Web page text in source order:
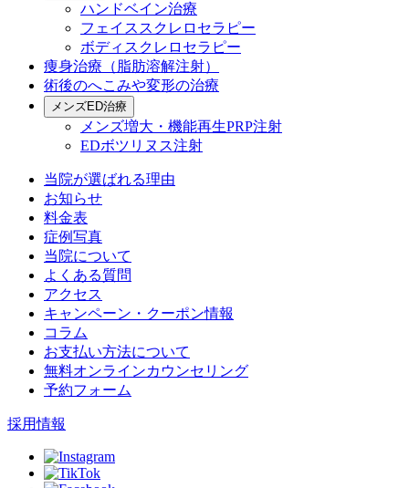
ハンドベイン治療
フェイススクレロセラピー
ボディスクレロセラピー
痩身治療（脂肪溶解注射）
術後のへこみや変形の治療
メンズED治療
メンズ増大・機能再生PRP注射
EDボツリヌス注射
当院が選ばれる理由
お知らせ
料金表
症例写真
当院について
よくある質問
アクセス
キャンペーン・クーポン情報
コラム
お支払い方法について
無料オンラインカウンセリング
予約フォーム
採用情報